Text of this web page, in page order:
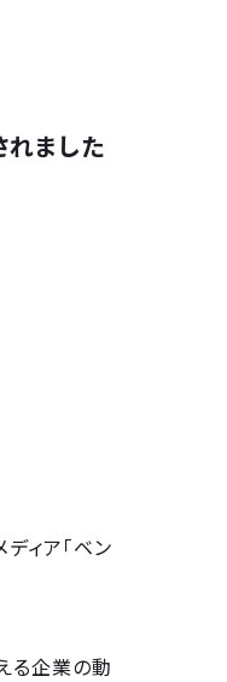
れました
ィア「ベン
る企業の動